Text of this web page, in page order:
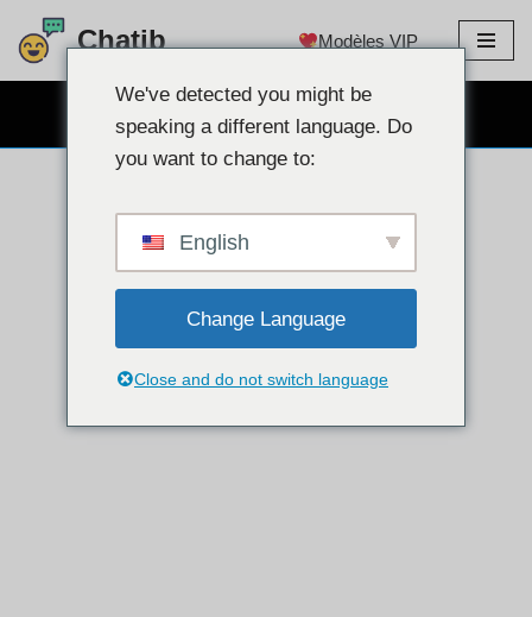
Aller
Chatib Modèles VIP
We've detected you might be
speaking a different language. Do
you want to change to:
English
Change Language
Close and do not switch language